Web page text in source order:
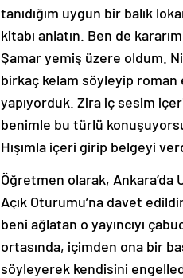
tanıdığım uygun bir balık
kitabı anlatın. Ben de
Şamar yemiş üzere oldum.
birkaç kelam söyleyip roman
yapıyorduk. Zira iç sesim
benimle bu türlü
Hışımla içeri girip belgeyi
Öğretmen olarak, Ankara’da
Açık Oturumu’na davet
beni ağlatan o yayıncıyı
ortasında, içimden ona bir
söyleyerek kendisini